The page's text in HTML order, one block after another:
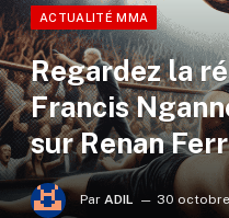
ACTUALITÉ MMA
Regardez la
Francis
sur Renan
Par ADIL 30